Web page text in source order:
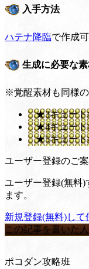
入手方法
ハテナ降臨で作成
生成に必要な
※覚醒素材も同様の
★3キュート
★4キュート
★5キュート
ユーザー登録のご
ユーザー登録(無料)
ます。
新規登録(無料)して
この記事を書いた人
ポコダン攻略班